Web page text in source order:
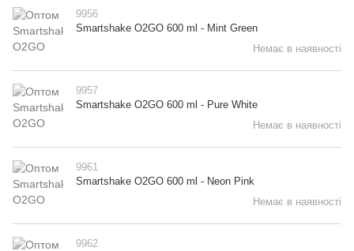
9956
Smartshake O2GO 600 ml - Mint Green
Немає в наявності
9957
Smartshake O2GO 600 ml - Pure White
Немає в наявності
9961
Smartshake O2GO 600 ml - Neon Pink
Немає в наявності
9962